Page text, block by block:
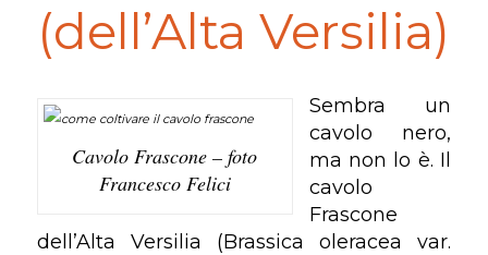
(dell’Alta Versilia)
Cavolo Frascone – foto
Francesco Felici
Sembra un
cavolo nero,
ma non lo è. Il
cavolo
Frascone
dell’Alta Versilia (Brassica oleracea var.